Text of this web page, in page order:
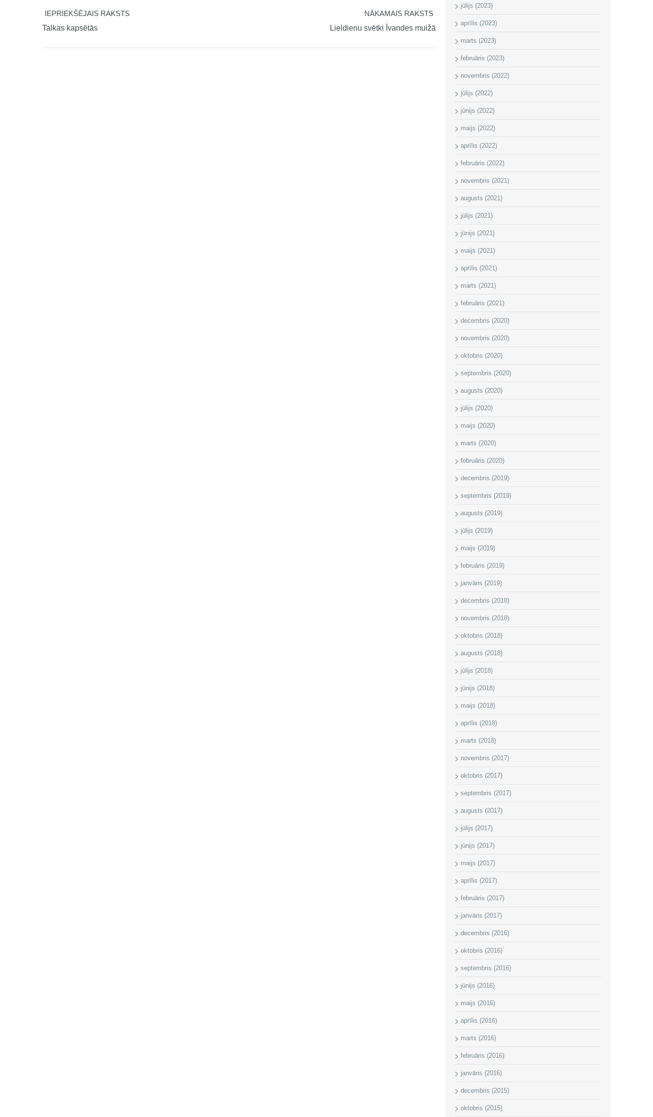
IEPRIEKŠĒJAIS RAKSTS
Talkas kapsētās
NĀKAMAIS RAKSTS
Lieldienu svētki Īvandes muižā
jūlijs (2023)
aprīlis (2023)
marts (2023)
februāris (2023)
novembris (2022)
jūlijs (2022)
jūnijs (2022)
maijs (2022)
aprīlis (2022)
februāris (2022)
novembris (2021)
augusts (2021)
jūlijs (2021)
jūnijs (2021)
maijs (2021)
aprīlis (2021)
marts (2021)
februāris (2021)
decembris (2020)
novembris (2020)
oktobris (2020)
septembris (2020)
augusts (2020)
jūlijs (2020)
maijs (2020)
marts (2020)
februāris (2020)
decembris (2019)
septembris (2019)
augusts (2019)
jūlijs (2019)
maijs (2019)
februāris (2019)
janvāris (2019)
decembris (2018)
novembris (2018)
oktobris (2018)
augusts (2018)
jūlijs (2018)
jūnijs (2018)
maijs (2018)
aprīlis (2018)
marts (2018)
novembris (2017)
oktobris (2017)
septembris (2017)
augusts (2017)
jūlijs (2017)
jūnijs (2017)
maijs (2017)
aprīlis (2017)
februāris (2017)
janvāris (2017)
decembris (2016)
oktobris (2016)
septembris (2016)
jūnijs (2016)
maijs (2016)
aprīlis (2016)
marts (2016)
februāris (2016)
janvāris (2016)
decembris (2015)
oktobris (2015)